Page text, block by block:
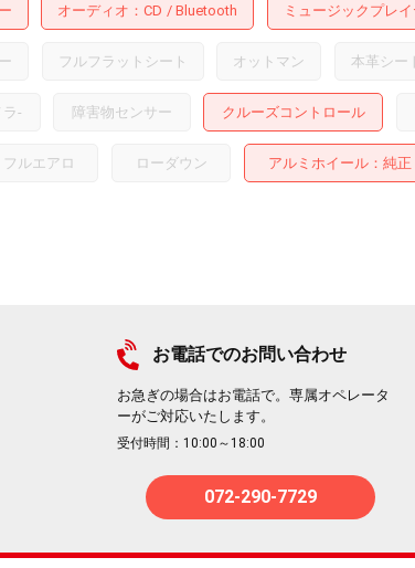
オーディオ CD Bluetooth ミュージックプレ
フルフラットシート オットマン 本革シー
ラ- 障害物センサー クルーズコントロール
フルエアロ ローダウン アルミホイール：純正
お電話でのお問い合わせ
お急ぎの場合はお電話で。専属オペレータ
ーがご対応いたします。
受付時間：10:00～18:00
072-290-7729